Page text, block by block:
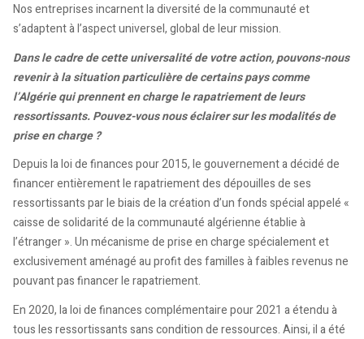
Nos entreprises incarnent la diversité de la communauté et
s’adaptent à l’aspect universel, global de leur mission.
Dans le cadre de cette universalité de votre action, pouvons-nous
revenir à la situation particulière de certains pays comme
l’Algérie qui prennent en charge le rapatriement de leurs
ressortissants. Pouvez-vous nous éclairer sur les modalités de
prise en charge ?
Depuis la loi de finances pour 2015, le gouvernement a décidé de
financer entièrement le rapatriement des dépouilles de ses
ressortissants par le biais de la création d’un fonds spécial appelé «
caisse de solidarité de la communauté algérienne établie à
l’étranger ». Un mécanisme de prise en charge spécialement et
exclusivement aménagé au profit des familles à faibles revenus ne
pouvant pas financer le rapatriement.
En 2020, la loi de finances complémentaire pour 2021 a étendu à
tous les ressortissants sans condition de ressources. Ainsi, il a été